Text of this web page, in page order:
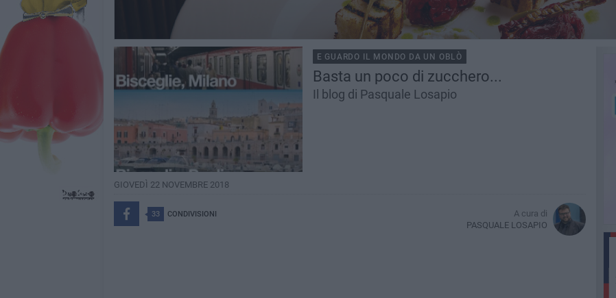
E GUARDO IL MONDO DA UN OBLÒ
Basta un poco di zucchero...
Il blog di Pasquale Losapio
GIOVEDÌ 22 NOVEMBRE 2018
33 CONDIVISIONI
A cura di
PASQUALE LOSAPIO